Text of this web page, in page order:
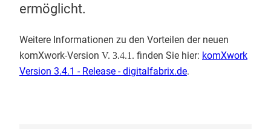
ermöglicht.
Weitere Informationen zu den Vorteilen der neuen
komXwork-Version V. 3.4.1. finden Sie hier: komXwork
Version 3.4.1 - Release - digitalfabrix.de.